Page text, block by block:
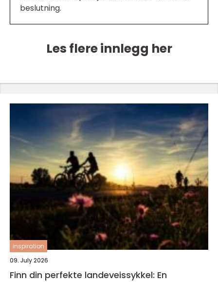
beslutning.
Les flere innlegg her
inspiration
09. July 2026
Finn din perfekte landeveissykkel: En